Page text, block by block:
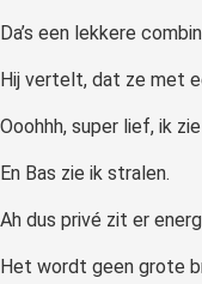
Da’s een lekkere
Hij vertelt, dat ze met
Ooohhh, super lief, ik
En Bas zie ik stralen.
Ah dus privé zit er
Het wordt geen grote